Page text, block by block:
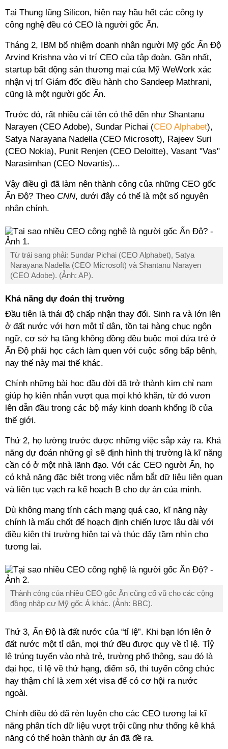
Tại Thung lũng Silicon, hiện nay hầu hết các công ty
công nghệ đều có CEO là người gốc Ấn.
Tháng 2, IBM bổ nhiệm doanh nhân người Mỹ gốc Ấn Độ
Arvind Krishna vào vị trí CEO của tập đoàn. Gần nhất,
startup bất động sản thương mại của Mỹ WeWork xác
nhận vị trí Giám đốc điều hành cho Sandeep Mathrani,
cũng là một người gốc Ấn.
Trước đó, rất nhiều cái tên có thể đến như Shantanu
Narayen (CEO Adobe), Sundar Pichai (CEO Alphabet),
Satya Narayana Nadella (CEO Microsoft), Rajeev Suri
(CEO Nokia), Punit Renjen (CEO Deloitte), Vasant "Vas"
Narasimhan (CEO Novartis)...
Vậy điều gì đã làm nên thành công của những CEO gốc
Ấn Độ? Theo CNN, dưới đây có thể là một số nguyên
nhân chính.
Từ trái sang phải: Sundar Pichai (CEO Alphabet), Satya
Narayana Nadella (CEO Microsoft) và Shantanu Narayen
(CEO Adobe). (Ảnh: AP).
Khả năng dự đoán thị trường
Đầu tiên là thái độ chấp nhận thay đổi. Sinh ra và lớn lên
ở đất nước với hơn một tỉ dân, tồn tại hàng chục ngôn
ngữ, cơ sở hạ tầng không đồng đều buộc mọi đứa trẻ ở
Ấn Độ phải học cách làm quen với cuộc sống bấp bênh,
nay thế này mai thế khác.
Chính những bài học đầu đời đã trở thành kim chỉ nam
giúp họ kiên nhẫn vượt qua mọi khó khăn, từ đó vươn
lên dẫn đầu trong các bộ máy kinh doanh khổng lồ của
thế giới.
Thứ 2, họ lường trước được những việc sắp xảy ra. Khả
năng dự đoán những gì sẽ định hình thị trường là kĩ năng
cần có ở một nhà lãnh đạo. Với các CEO người Ấn, họ
có khả năng đặc biệt trong việc nắm bắt dữ liệu liên quan
và liên tục vạch ra kế hoạch B cho dự án của mình.
Dù không mang tính cách mạng quá cao, kĩ năng này
chính là mấu chốt để hoạch định chiến lược lâu dài với
điều kiện thị trường hiện tại và thúc đẩy tầm nhìn cho
tương lai.
Thành công của nhiều CEO gốc Ấn cũng cổ vũ cho các cộng
đồng nhập cư Mỹ gốc Á khác. (Ảnh: BBC).
Thứ 3, Ấn Độ là đất nước của “tỉ lệ”. Khi bạn lớn lên ở
đất nước một tỉ dân, mọi thứ đều được quy về tỉ lệ. Tỉỷ
lệ trúng tuyển vào nhà trẻ, trường phổ thông, sau đó là
đại học, tỉ lệ về thứ hạng, điểm số, thi tuyển công chức
hay thậm chí là xem xét visa để có cơ hội ra nước
ngoài.
Chính điều đó đã rèn luyện cho các CEO tương lai kĩ
năng phân tích dữ liệu vượt trội cũng như thống kê khả
năng có thể hoàn thành dự án đã đề ra.